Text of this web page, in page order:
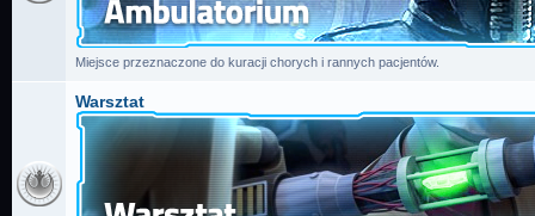
Miejsce przeznaczone do kuracji chorych i rannych pacjentów.
Warsztat